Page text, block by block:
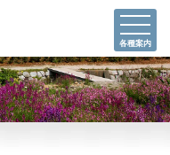
各種案内